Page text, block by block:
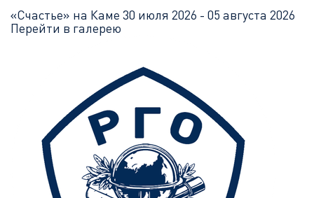
«Счастье» на Каме 30 июля 2026 - 05 августа 2026
Перейти в галерею